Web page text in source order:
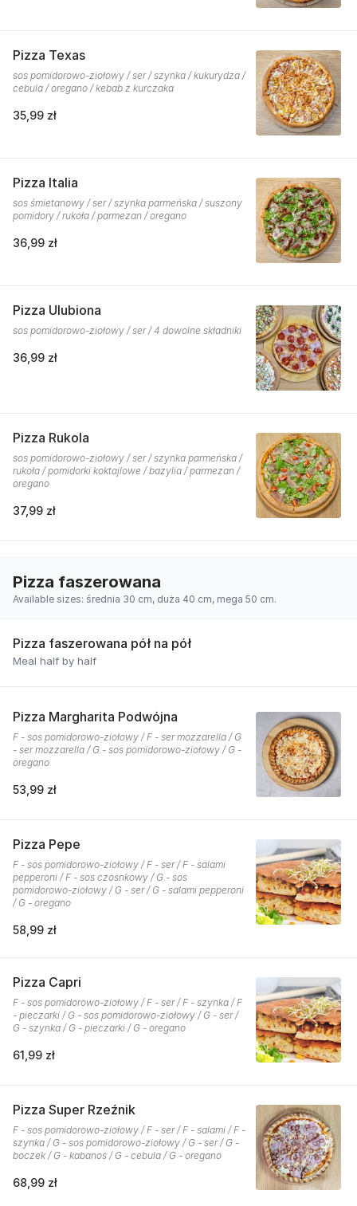
Pizza Texas
sos pomidorowo-ziołowy / ser / szynka / kukurydza /
cebula / oregano / kebab z kurczaka
35,99 zł
Pizza Italia
sos śmietanowy / ser / szynka parmeńska / suszony
pomidory / rukoła / parmezan / oregano
36,99 zł
Pizza Ulubiona
sos pomidorowo-ziołowy / ser / 4 dowolne składniki
36,99 zł
Pizza Rukola
sos pomidorowo-ziołowy / ser / szynka parmeńska /
rukoła / pomidorki koktajlowe / bazylia / parmezan /
oregano
37,99 zł
Pizza faszerowana
Available sizes: średnia 30 cm, duża 40 cm, mega 50 cm.
Pizza faszerowana pół na pół
Meal half by half
Pizza Margharita Podwójna
F - sos pomidorowo-ziołowy / F - ser mozzarella / G
- ser mozzarella / G - sos pomidorowo-ziołowy / G -
oregano
53,99 zł
Pizza Pepe
F - sos pomidorowo-ziołowy / F - ser / F - salami
pepperoni / F - sos czosnkowy / G - sos
pomidorowo-ziołowy / G - ser / G - salami pepperoni
/ G - oregano
58,99 zł
Pizza Capri
F - sos pomidorowo-ziołowy / F - ser / F - szynka / F
- pieczarki / G - sos pomidorowo-ziołowy / G - ser /
G - szynka / G - pieczarki / G - oregano
61,99 zł
Pizza Super Rzeźnik
F - sos pomidorowo-ziołowy / F - ser / F - salami / F -
szynka / G - sos pomidorowo-ziołowy / G - ser / G -
boczek / G - kabanos / G - cebula / G - oregano
68,99 zł